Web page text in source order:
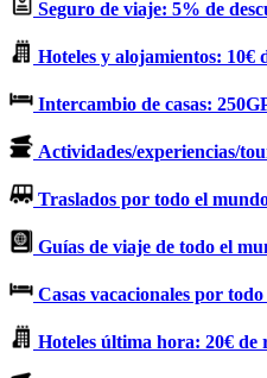
Seguro de viaje: 5% de
Hoteles y alojamientos: 10€
Intercambio de casas:
Actividades/experiencias/
Traslados por todo el
Guías de viaje de todo el
Casas vacacionales por
Hoteles última hora: 20€